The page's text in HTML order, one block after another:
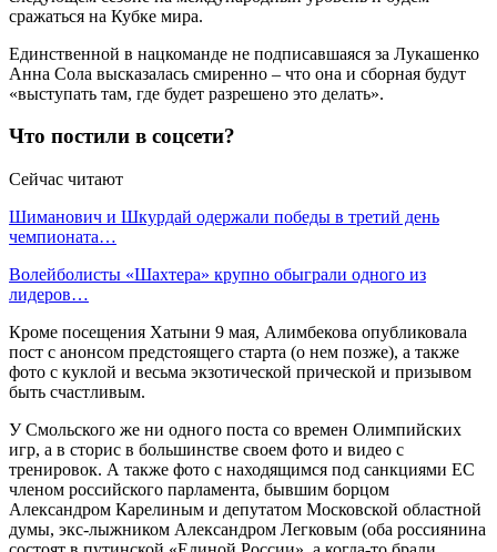
сражаться на Кубке мира.
Единственной в нацкоманде не подписавшаяся за Лукашенко
Анна Сола высказалась смиренно – что она и сборная будут
«выступать там, где будет разрешено это делать».
Что постили в соцсети?
Сейчас читают
Шиманович и Шкурдай одержали победы в третий день
чемпионата…
Волейболисты «Шахтера» крупно обыграли одного из
лидеров…
Кроме посещения Хатыни 9 мая, Алимбекова опубликовала
пост с анонсом предстоящего старта (о нем позже), а также
фото с куклой и весьма экзотической прической и призывом
быть счастливым.
У Смольского же ни одного поста со времен Олимпийских
игр, а в сторис в большинстве своем фото и видео с
тренировок. А также фото с находящимся под санкциями ЕС
членом российского парламента, бывшим борцом
Александром Карелиным и депутатом Московской областной
думы, экс-лыжником Александром Легковым (оба россиянина